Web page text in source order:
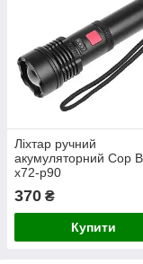
Ліхтар ручний
акумуляторний Cop
x72-p90
370 ₴
Купити